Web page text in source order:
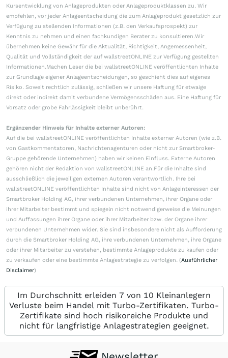
Kursentwicklung von Anlageprodukten oder Anlageproduktklassen zu. Wir
empfehlen, vor jeder Anlageentscheidung die zum Anlageprodukt gesetzlich zur
Verfügung zu stellenden Informationen (z.B. den Verkaufsprospekt) zur
Kenntnis zu nehmen und einen fachkundigen Berater zu konsultieren.Wir
übernehmen keine Gewähr für die Aktualität, Richtigkeit, Angemessenheit,
Qualität und Vollständigkeit der auf wallstreetONLINE zur Verfügung gestellten
Informationen.Machen Leser die bei wallstreetONLINE veröffentlichten Inhalte
zur Grundlage eigener Anlageentscheidungen, so geschieht dies auf eigenes
Risiko. Soweit rechtlich zulässig, schließen wir unsere Haftung für etwaige
direkt oder indirekt damit verbundene Vermögensschäden aus. Eine Haftung für
Vorsatz oder grobe Fahrlässigkeit bleibt unberührt.
Ergänzender Hinweis für Inhalte externer Autoren:
Auf die bei wallstreetONLINE veröffentlichten Inhalte externer Autoren (wie z.B.
von Gastkommentatoren, Nachrichtenagenturen oder nicht zur Smartbroker-
Gruppe gehörende Unternehmen) haben wir keinen Einfluss. Externe Autoren
gehören nicht der Redaktion von wallstreetONLINE an.Für die Inhalte sind
ausschließlich die jeweiligen externen Autoren verantwortlich. Ihre bei
wallstreetONLINE veröffentlichten Inhalte sind nicht von Anlageinteressen der
Smartbroker Holding AG, ihrer verbundenen Unternehmen, ihrer Organe oder
ihrer Mitarbeiter bestimmt und spiegeln nicht notwendigerweise die Meinungen
und Auffassungen ihrer Organe oder ihrer Mitarbeiter bzw. der Organe ihrer
verbundenen Unternehmen wider. Sie sind insbesondere nicht als Aufforderung
durch die Smartbroker Holding AG, ihre verbundenen Unternehmen, ihre Organe
oder ihrer Mitarbeiter zu verstehen, bestimmte Anlageprodukte zu kaufen oder
zu verkaufen oder eine bestimmte Anlagestrategie zu verfolgen. (Ausführlicher
Disclaimer)
Im Durchschnitt erleiden 7 von 10 Kleinanlegern
Verluste beim Handel mit Turbo-Zertifikaten. Turbo-
Zertifikate sind hoch risikoreiche Produkte und
nicht für langfristige Anlagestrategien geeignet.